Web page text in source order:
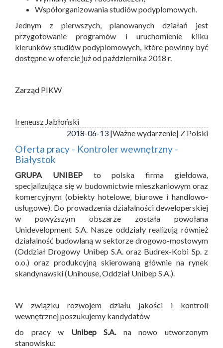
Współorganizowania studiów podyplomowych.
Jednym z pierwszych, planowanych działań jest
przygotowanie programów i uruchomienie kilku
kierunków studiów podyplomowych, które powinny być
dostępne w ofercie już od października 2018 r.
Zarząd PIKW
Ireneusz Jabłoński
2018-06-13 |Ważne wydarzenie| Z Polski
Oferta pracy - Kontroler wewnętrzny -
Białystok
GRUPA UNIBEPto polska firma giełdowa,
specjalizująca się w budownictwie mieszkaniowym oraz
komercyjnym (obiekty hotelowe, biurowe i handlowo-
usługowe). Do prowadzenia działalności deweloperskiej
w powyższym obszarze została powołana
Unidevelopment S.A. Nasze oddziały realizują również
działalność budowlaną w sektorze drogowo-mostowym
(Oddział Drogowy Unibep S.A. oraz Budrex-Kobi Sp. z
o.o.) oraz produkcyjną skierowaną głównie na rynek
skandynawski (Unihouse, Oddział Unibep S.A.).
W związku rozwojem działu jakości i kontroli
wewnętrznej poszukujemy kandydatów
do pracy w Unibep S.A. na nowo utworzonym
stanowisku: